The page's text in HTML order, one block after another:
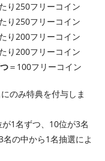
り250フリーコイン
り250フリーコイン
り200フリーコイン
り200フリーコイン
＝100フリーコイン
のみ特典を付与しま
1名ずつ、10位が3名
の中から1名抽選によ